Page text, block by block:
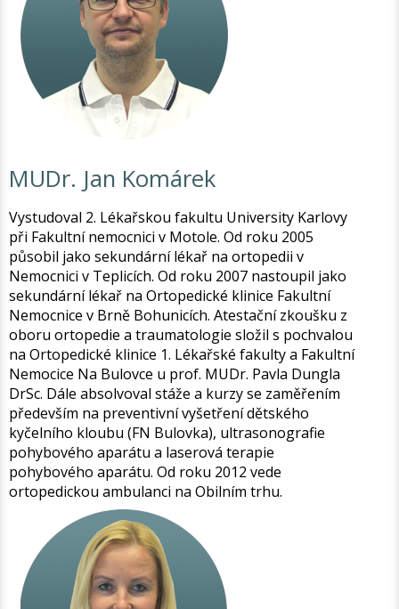
MUDr. Jan Komárek
Vystudoval 2. Lékařskou fakultu University Karlovy
při Fakultní nemocnici v Motole. Od roku 2005
působil jako sekundární lékař na ortopedii v
Nemocnici v Teplicích. Od roku 2007 nastoupil jako
sekundární lékař na Ortopedické klinice Fakultní
Nemocnice v Brně Bohunicích. Atestační zkoušku z
oboru ortopedie a traumatologie složil s pochvalou
na Ortopedické klinice 1. Lékařské fakulty a Fakultní
Nemocice Na Bulovce u prof. MUDr. Pavla Dungla
DrSc. Dále absolvoval stáže a kurzy se zaměřením
především na preventivní vyšetření dětského
kyčelního kloubu (FN Bulovka), ultrasonografie
pohybového aparátu a laserová terapie
pohybového aparátu. Od roku 2012 vede
ortopedickou ambulanci na Obilním trhu.